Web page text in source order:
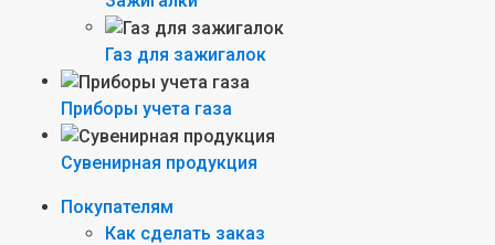
Газ для зажигалок
Приборы учета газа
Сувенирная продукция
Покупателям
Как сделать заказ